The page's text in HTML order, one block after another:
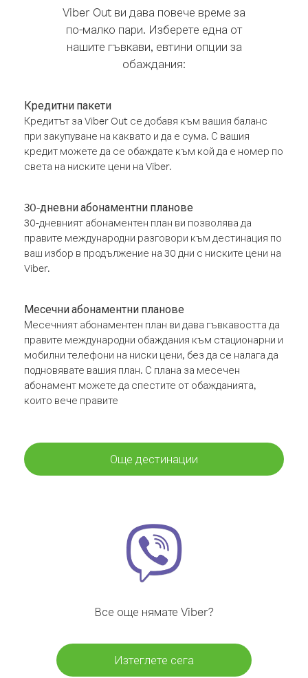
Viber Out ви дава повече време за
по-малко пари. Изберете една от
нашите гъвкави, евтини опции за
обаждания:
Кредитни пакети
Кредитът за Viber Out се добавя към вашия баланс
при закупуване на каквато и да е сума. С вашия
кредит можете да се обаждате към кой да е номер по
света на ниските цени на Viber.
30-дневни абонаментни планове
30-дневният абонаментен план ви позволява да
правите международни разговори към дестинация по
ваш избор в продължение на 30 дни с ниските цени на
Viber.
Месечни абонаментни планове
Месечният абонаментен план ви дава гъвкавостта да
правите международни обаждания към стационарни и
мобилни телефони на ниски цени, без да се налага да
подновявате вашия план. С плана за месечен
абонамент можете да спестите от обажданията,
които вече правите
Още дестинации
Все още нямате Viber?
Изтеглете сега